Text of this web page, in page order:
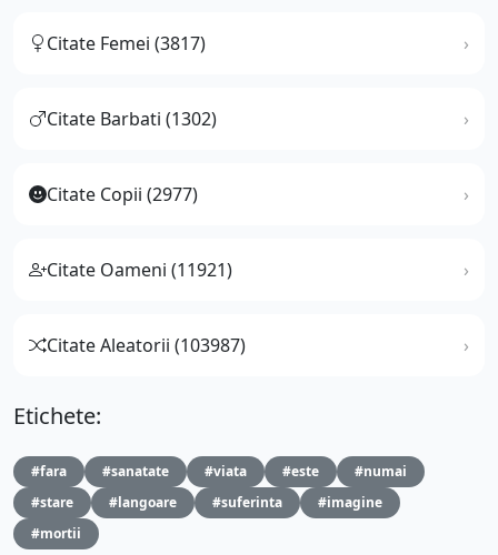
Citate Femei (3817)
Citate Barbati (1302)
Citate Copii (2977)
Citate Oameni (11921)
Citate Aleatorii (103987)
Etichete:
#fara #sanatate #viata #este
#numai
#stare
#langoare #suferinta
#imagine
#mortii